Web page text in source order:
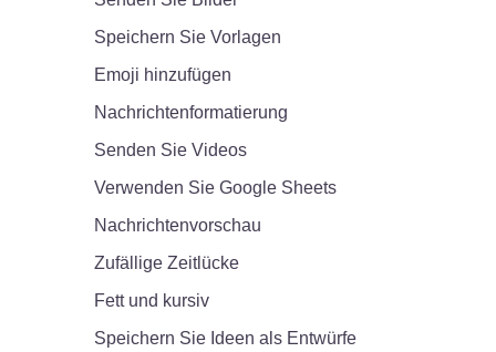
Speichern Sie Vorlagen
Emoji hinzufügen
Nachrichtenformatierung
Senden Sie Videos
Verwenden Sie Google Sheets
Nachrichtenvorschau
Zufällige Zeitlücke
Fett und kursiv
Speichern Sie Ideen als Entwürfe